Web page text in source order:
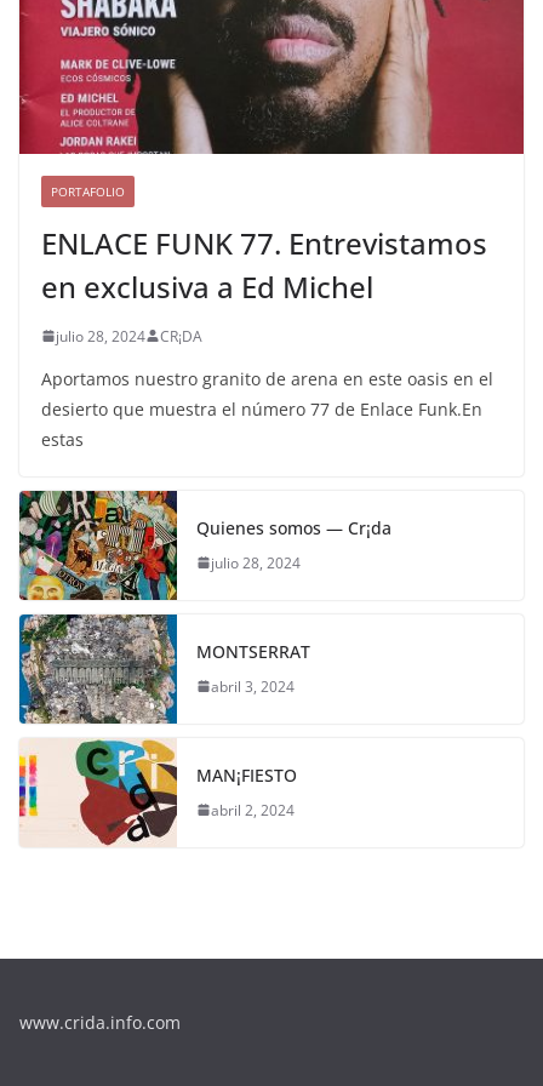
PORTAFOLIO
ENLACE FUNK 77. Entrevistamos
en exclusiva a Ed Michel
julio 28, 2024 CR¡DA
Aportamos nuestro granito de arena en este oasis en el
desierto que muestra el número 77 de Enlace Funk.En
estas
Quienes somos — Cr¡da
julio 28, 2024
MONTSERRAT
abril 3, 2024
MAN¡FIESTO
abril 2, 2024
www.crida.info.com